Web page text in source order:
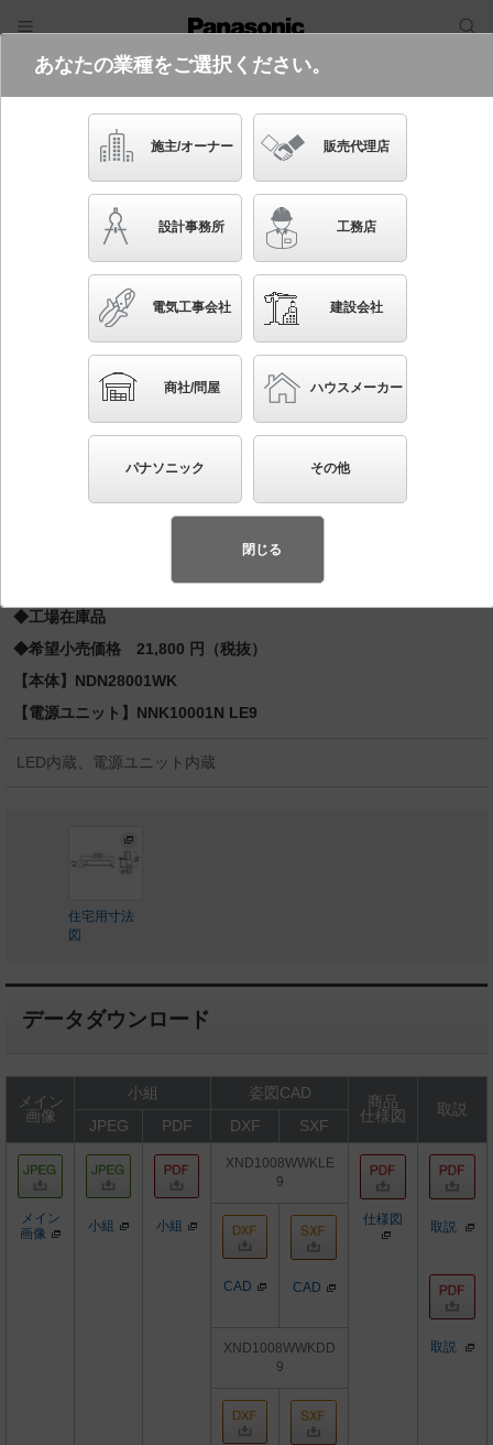
電気・建築設備（ビジネス）
フリーワード
品番・キーワード
かんたん照度計算
XND1008WWK LE9
起動方式違いの商品を見る
天井埋込型 LED（白色） ダウンライト ビーム角50
度・広角タイプ・光源遮光角15度 埋込穴φ75 コンパ
クト形蛍光灯FDL27形1灯器具相当 LED 100形
（長寿命・省電力のLEDを主照明にした、高品
質、快適性、先進性を備えた商品群です。）※LEDを中心とする次世
◆工場在庫品
◆希望小売価格 21,800 円（税抜）
【本体】NDN28001WK
【電源ユニット】NNK10001N LE9
LED内蔵、電源ユニット内蔵
住宅用寸法
図
データダウンロード
メイン
画像
小組 姿図CAD
商品
仕様図
取説
JPEG
PDF DXF SXF
メイン
画像
小組 小組
XND1008WWKLE
9
仕様図 取説
取説
CAD CAD
XND1008WWKDD
9
あなたの業種をご選択ください。
施主/オーナー 販売代理店
設計事務所 工務店
電気工事会社 建設会社
商社/問屋 ハウスメーカー
パナソニック その他
閉じる